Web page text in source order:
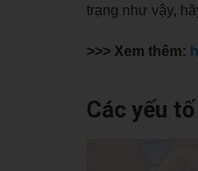
trạng như vậy,
>>> Xem thêm:
Các yếu